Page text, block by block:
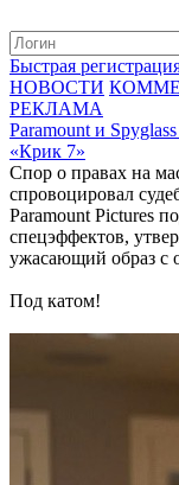
Быстрая
НОВОСТИ
РЕКЛАМА
Paramount и
«Крик 7»
Спор о правах на
спровоцировал
Paramount Pictures
спецэффектов,
ужасающий образ с
Под катом!